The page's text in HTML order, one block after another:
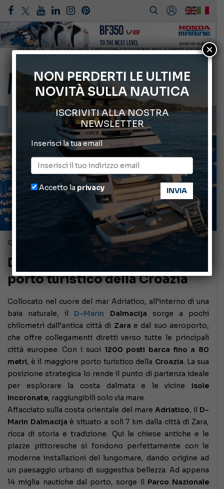
Gommoni Callegari acquisisce Geniuss
66° Salone Nautico Internazionale di Genova
Svelati i Mondiali di Wakeboard 2026
Cannes Yachting Festival 2026: tutte le novità attese a settembre
Montecristo Yachting, l’orologio per il diportista
Ottobre 15, 2019
D-Marin Dalmacija, il maggior
porto turistico della Croazia
Collocato nel cuore del mar Adriatico, all’interno di una
baia naturale, il D-Marin Dalmacija sorge a pochi
chilometri dall’antica città di Zara e dal suo aeroporto,
che offre collegamenti diretti verso tutte le principali
città europee. Con i suoi 1200 posti barca fino a 80
metri, è il maggiore porto turistico della Croazia. La sua
posizione strategica lo rende il punto di partenza ideale
per esplorare la costa dalmata e le vicine isole
Incoronate, raggiungibili solo via mare.
Affacciato sulla costa orientale del mare Adriatico, il D-
Marin Dalmacija è situato a soli 7 km dalla città di Zara,
ricca di storia e tradizione. Qui le chiese antiche e le
piazze pittoresche si fondono perfettamente con le
moderne installazioni del lungomare, dando origine ad
un paesaggio urbano di suggestiva bellezza. Ad appena
14 miglia nautiche dal porto, sorge il Parco Nazionale
NON PERDERTI LE ULTIME
NOVITÀ SULLA NAUTICA
ISCRIVITI ALLA NOSTRA
NEWSLETTER
Inserisci la tua email
Accetto la privacy
×